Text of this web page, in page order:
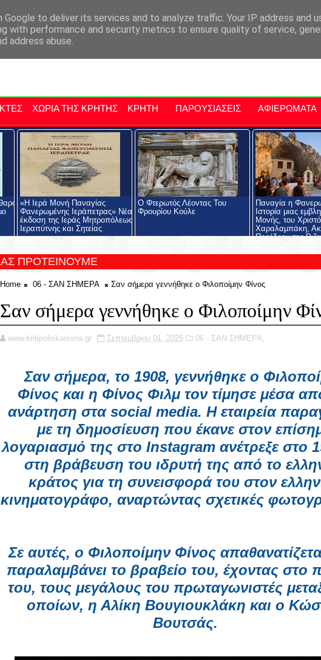
Επαρχία Μαλεβιζίου Εκδηλώσεις Στην Κρήτη Kriti Traveller
ΧΩΡΙΑ ΤΗΣ ΚΡΗΤΗΣ ΚΡΗΤΗ ΠΑΡΟΥΣΙΑΣΕΙΣ ΑΦΙΕΡΩΜΑΤΑ
«Η Ιερά Μονή Παναγίας
Φανερωμένης Ιεράπετρας» Νέα
έκδοση της Ιεράς Μητροπόλεως
Ιεραπύτνης και Σητείας
Ο Φτερωτός Λέοντας Του
Φρουρίου Κούλε
Παναγία η
Ιστορία μιας
Μονής, του
Χαραλαμπάκη,
Προέδρου της
Ριζαρείου
ΠΡΟΤΕΙΝΟΥΜΕ
Home 06 - ΣΑΝ ΣΗΜΕΡΑ Σαν σήμερα γεννήθηκε ο Φιλοποίμην Φίνος
Σαν σήμερα γεννήθηκε ο Φιλοποίμην
www.kritipoliskaixoria.gr Σεπτεμβρίου 01, 2025 06 - ΣΑΝ ΣΗΜΕΡΑ,
Σαν σήμερα, το 1908, γεννήθηκε ο
Φίνοςκαι η Φίνος Φιλμτον τίμησε μέσα
ανάρτηση στα social media. Η εταιρεία
με τη δημοσίευση που έκανε στον
λογαριασμό της στο Instagram ανέτρεξε στο
στη βράβευση του ιδρυτή της από το
κράτος για τη συνεισφορά του στον
κινηματογράφο, αναρτώντας σχετικές
Σε αυτές, ο Φιλοποίμην Φίνος
παραλαμβάνει το βραβείο του, έχοντας στο
του, τους μεγάλους του πρωταγωνιστές
οποίων, η Αλίκη Βουγιουκλάκη και ο
Βουτσάς.
to deliver its services and to analyze traffic. Your IP address and
with performance and security metrics to ensure quality of service,
address abuse.